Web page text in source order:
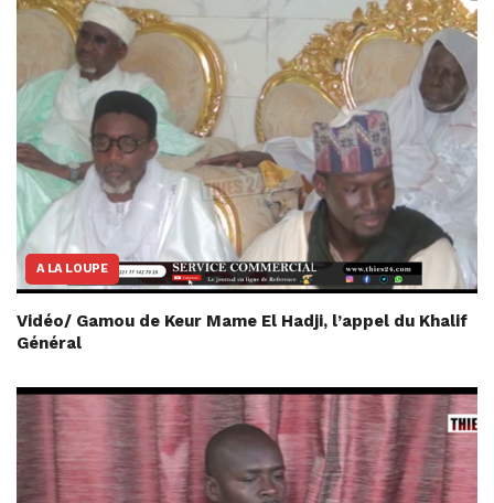
A LA LOUPE
Vidéo/ Gamou de Keur Mame El Hadji, l’appel du Khalif
Général